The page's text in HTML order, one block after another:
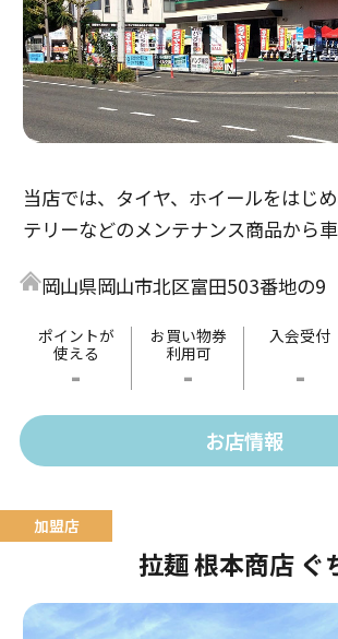
当店では、タイヤ、ホイールをはじ
テリーなどのメンテナンス商品から
岡山県岡山市北区富田503番地の9
ポイントが
使える
-
お買い物券
利用可
-
入会受付
-
お店情報
拉麺 根本商店 ぐ